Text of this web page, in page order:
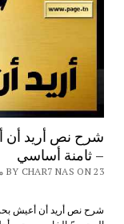
شرح نص أريد أن
– ثامنة أساسي
BY CHAR7 NAS ON 23 مارس، 2026
شرح نص أريد أن أعيش